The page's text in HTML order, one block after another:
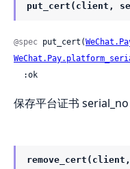
put_cert(client,
@spec put_cert(
  :ok
保存平台证书